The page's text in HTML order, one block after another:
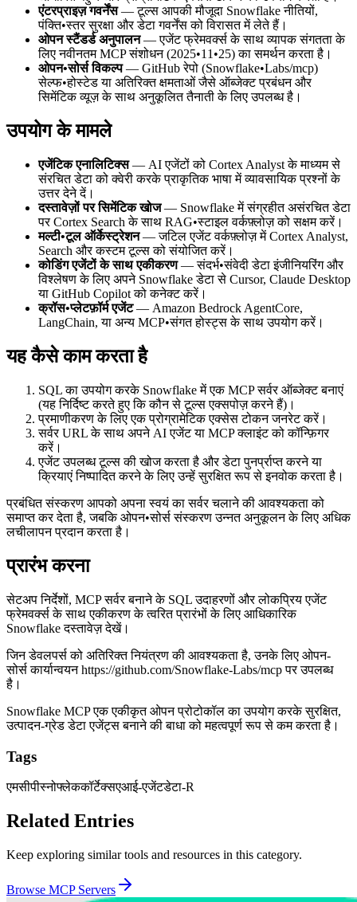
एंटरप्राइज़ गवर्नेंस— टूल्स आपकी मौजूदा Snowflake नीतियों,
पंक्ति•स्तर सुरक्षा और डेटा गवर्नेंस को विरासत में लेते हैं।
ओपन स्टैंडर्ड अनुपालन— एजेंट फ्रेमवर्क्स के साथ व्यापक संगतता के
लिए नवीनतम MCP संशोधन (2025•11•25) का समर्थन करता है।
ओपन•सोर्स विकल्प— GitHub रेपो (Snowflake•Labs/mcp)
सेल्फ•होस्टेड या अतिरिक्त क्षमताओं जैसे ऑब्जेक्ट प्रबंधन और
सिमेंटिक व्यूज़ के साथ अनुकूलित तैनाती के लिए उपलब्ध है।
उपयोग के मामले
एजेंटिक एनालिटिक्स— AI एजेंटों को Cortex Analyst के माध्यम से
संरचित डेटा को क्वेरी करके प्राकृतिक भाषा में व्यावसायिक प्रश्नों के
उत्तर देने दें।
दस्तावेज़ों पर सिमेंटिक खोज— Snowflake में संग्रहीत असंरचित डेटा
पर Cortex Search के साथ RAG•स्टाइल वर्कफ़्लोज़ को सक्षम करें।
मल्टी•टूल ऑर्केस्ट्रेशन— जटिल एजेंट वर्कफ़्लोज़ में Cortex Analyst,
Search और कस्टम टूल्स को संयोजित करें।
कोडिंग एजेंटों के साथ एकीकरण— संदर्भ•संवेदी डेटा इंजीनियरिंग और
विश्लेषण के लिए अपने Snowflake डेटा से Cursor, Claude Desktop
या GitHub Copilot को कनेक्ट करें।
क्रॉस•प्लेटफ़ॉर्म एजेंट— Amazon Bedrock AgentCore,
LangChain, या अन्य MCP•संगत होस्ट्स के साथ उपयोग करें।
यह कैसे काम करता है
SQL का उपयोग करके Snowflake में एक MCP सर्वर ऑब्जेक्ट बनाएं
(यह निर्दिष्ट करते हुए कि कौन से टूल्स एक्सपोज़ करने हैं)।
प्रमाणीकरण के लिए एक प्रोग्रामेटिक एक्सेस टोकन जनरेट करें।
सर्वर URL के साथ अपने AI एजेंट या MCP क्लाइंट को कॉन्फ़िगर
करें।
एजेंट उपलब्ध टूल्स की खोज करता है और डेटा पुनर्प्राप्त करने या
क्रियाएं निष्पादित करने के लिए उन्हें सुरक्षित रूप से इनवोक करता है।
प्रबंधित संस्करण आपको अपना स्वयं का सर्वर चलाने की आवश्यकता को
समाप्त कर देता है, जबकि ओपन•सोर्स संस्करण उन्नत अनुकूलन के लिए अधिक
लचीलापन प्रदान करता है।
प्रारंभ करना
सेटअप निर्देशों, MCP सर्वर बनाने के SQL उदाहरणों और लोकप्रिय एजेंट
फ्रेमवर्क्स के साथ एकीकरण के त्वरित प्रारंभों के लिए आधिकारिक
Snowflake दस्तावेज़ देखें।
जिन डेवलपर्स को अतिरिक्त नियंत्रण की आवश्यकता है, उनके लिए ओपन-
सोर्स कार्यान्वयनhttps://github.com/Snowflake-Labs/mcpपर उपलब्ध
है।
Snowflake MCP एक एकीकृत ओपन प्रोटोकॉल का उपयोग करके सुरक्षित,
उत्पादन-ग्रेड डेटा एजेंट्स बनाने की बाधा को महत्वपूर्ण रूप से कम करता है।
Tags
एमसीपीस्नोफ्लेककॉर्टेक्सएआई-एजेंटडेटा-R
Related Entries
Keep exploring similar tools and resources in this category.
Browse MCP Servers